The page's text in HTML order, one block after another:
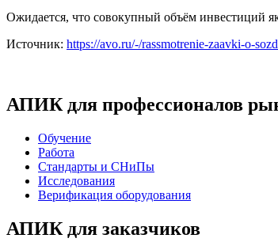
Ожидается, что совокупный объём инвестиций
Источник: https://avo.ru/-/rassmotrenie-zaavki-o-
АПИК для профессионалов
Обучение
Работа
Стандарты и СНиПы
Исследования
Верификация оборудования
АПИК для заказчиков